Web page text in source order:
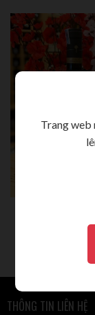
Due Palme
THÔNG TIN LIÊN HỆ
Trang